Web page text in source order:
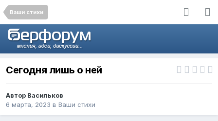
Ваши стихи
Сегодня лишь о ней
Автор Васильков
6 марта, 2023 в Ваши стихи